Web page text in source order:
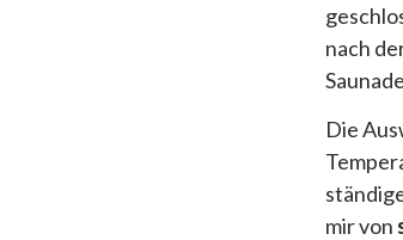
nach
Die
mir von